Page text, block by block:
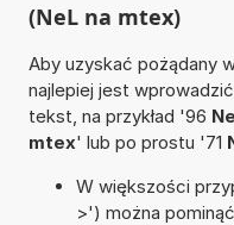
(NeL na mtex)
Aby uzyskać pożądany
najlepiej jest
tekst, na przykład '96
mtex' lub po prostu '71
W większości
>') można